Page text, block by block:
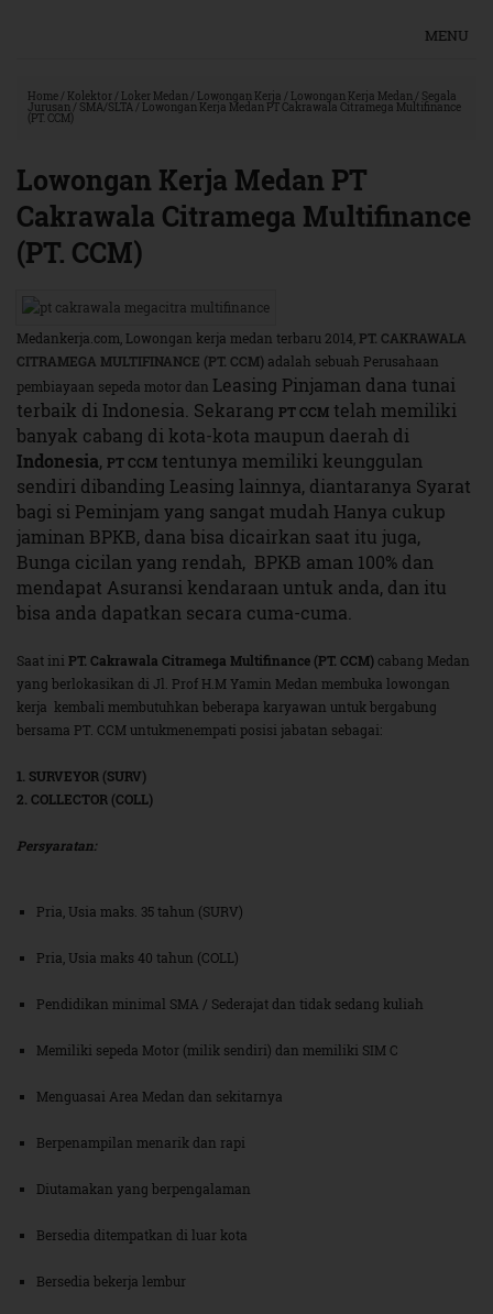
MENU
Home/ Kolektor/ Loker Medan/ Lowongan Kerja / Lowongan Kerja Medan/ Segala
Jurusan/ SMA/SLTA/ Lowongan Kerja Medan PT Cakrawala Citramega Multifinance
(PT. CCM)
Lowongan Kerja Medan PT
Cakrawala Citramega Multifinance
(PT. CCM)
Medankerja.com, Lowongan kerja medan terbaru 2014, PT. CAKRAWALA
CITRAMEGA MULTIFINANCE (PT. CCM) adalah sebuah Perusahaan
pembiayaan sepeda motor dan Leasing Pinjaman dana tunai
terbaik di Indonesia. Sekarang PT CCM telah memiliki
banyak cabang di kota-kota maupun daerah di
Indonesia, PT CCM tentunya memiliki keunggulan
sendiri dibanding Leasing lainnya, diantaranya Syarat
bagi si Peminjam yang sangat mudah Hanya cukup
jaminan BPKB, dana bisa dicairkan saat itu juga,
Bunga cicilan yang rendah, BPKB aman 100% dan
mendapat Asuransi kendaraan untuk anda, dan itu
bisa anda dapatkan secara cuma-cuma.
Saat ini PT. Cakrawala Citramega Multifinance (PT. CCM) cabang Medan
yang berlokasikan di Jl. Prof H.M Yamin Medan membuka lowongan
kerja kembali membutuhkan beberapa karyawan untuk bergabung
bersama PT. CCM untukmenempati posisi jabatan sebagai:
1. SURVEYOR (SURV)
2. COLLECTOR (COLL)
Persyaratan:
Pria, Usia maks. 35 tahun (SURV)
Pria, Usia maks 40 tahun (COLL)
Pendidikan minimal SMA / Sederajat dan tidak sedang kuliah
Memiliki sepeda Motor (milik sendiri) dan memiliki SIM C
Menguasai Area Medan dan sekitarnya
Berpenampilan menarik dan rapi
Diutamakan yang berpengalaman
Bersedia ditempatkan di luar kota
Bersedia bekerja lembur